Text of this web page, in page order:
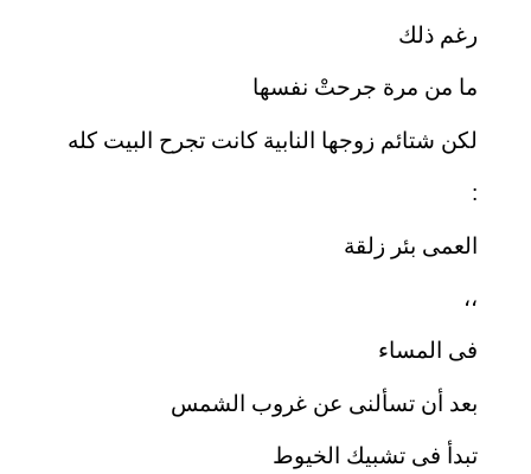
رغم ذلك
ما من مرة جرحتْ نفسها
لكن شتائم زوجها النابية كانت تجرح البيت كله
:
العمى بئر زلقة
،،
فى المساء
بعد أن تسألنى عن غروب الشمس
تبدأ فى تشبيك الخيوط